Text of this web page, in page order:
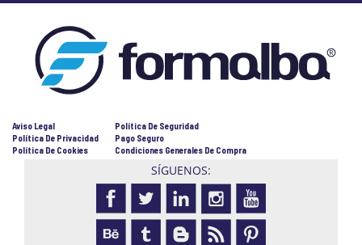
Aviso Legal
Política De Privacidad
Política De Cookies
Política De Seguridad
Pago Seguro
Condiciones Generales De Compra
SÍGUENOS: